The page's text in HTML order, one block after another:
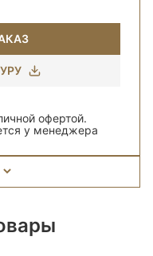
офертой.
у менеджера